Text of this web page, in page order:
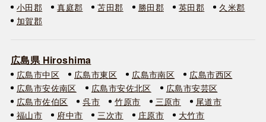
小田郡
真庭郡 苫田郡 勝田郡 英田郡
久米郡
加賀郡
広島県 Hiroshima
広島市中区 広島市東区 広島市南区
広島市西区
広島市安佐南区
広島市安佐北区
広島市安芸区
広島市佐伯区
呉市 竹原市 三原市
尾道市
福山市
府中市 三次市 庄原市 大竹市